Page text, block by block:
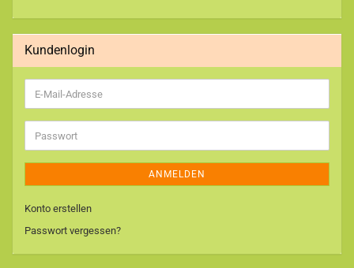
EIN.
Kundenlogin
E-
Mail-
Adresse
Passwort
ANMELDEN
Konto erstellen
Passwort vergessen?